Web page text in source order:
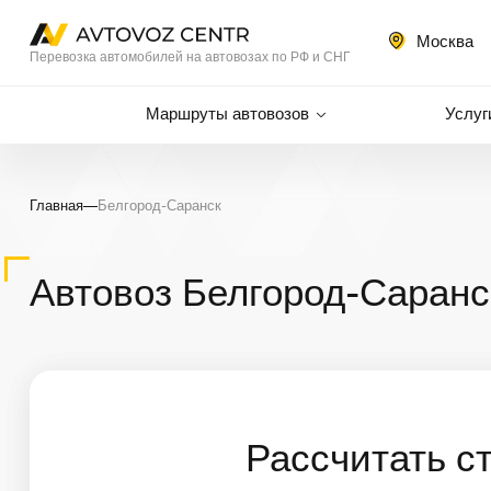
Перевозка автомобилей на автовозах по РФ и СНГ
Москва
Маршруты автовозов
Главная—Белгород-Саранск
Автовоз Белгород-
Рассчитать